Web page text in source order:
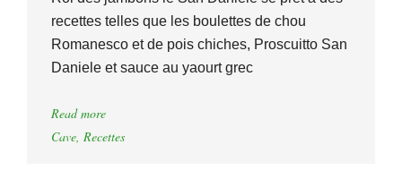
recettes telles que les boulettes de chou
Romanesco et de pois chiches, Proscuitto San
Daniele et sauce au yaourt grec
Read more
Cave, Recettes